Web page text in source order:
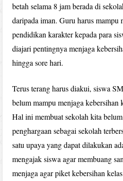
betah selama 8 jam berada di
daripada iman. Guru harus mampu
pendidikan karakter kepada para
diajari pentingnya menjaga
hingga sore hari.
Terus terang harus diakui, siswa
belum mampu menjaga kebersihan
Hal ini membuat sekolah kita
penghargaan sebagai sekolah
satu upaya yang dapat dilakukan
mengajak siswa agar membuang
menjaga agar piket kebersihan